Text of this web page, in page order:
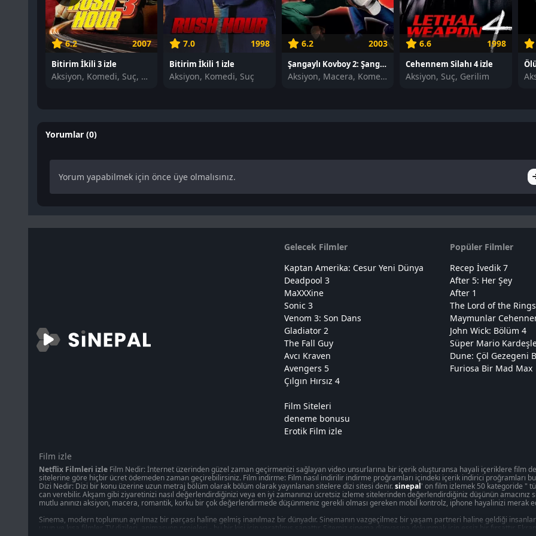
6.2 2007
Bitirim İkili 3 izle
Aksiyon, Komedi, Suç, Polisiye
7.0 1998
Bitirim İkili 1 izle
Aksiyon, Komedi, Suç
6.2 2003
Şangaylı Kovboy 2: Şangay Şövalyeleri izle
Aksiyon, Macera, Komedi
6.6 1998
Cehennem Silahı 4 izle
Aksiyon, Suç, Gerilim
Yorumlar (0)
Yorum yapabilmek için önce üye olmalısınız.
Gelecek Filmler
Kaptan Amerika: Cesur Yeni Dünya
Deadpool 3
MaXXXine
Sonic 3
Venom 3: Son Dans
Gladiator 2
The Fall Guy
Avcı Kraven
Avengers 5
Çılgın Hırsız 4
Popüler Filmler
Recep İvedik 7
After 5: Her Şey
After 1
The Lord of the Rings
Maymunlar
John Wick: Bölüm 4
Süper Mario
Dune: Çöl Gezegeni
Furiosa Bir Mad Max
Film Siteleri
deneme bonusu
Erotik Film izle
Film izle
Netflix Filmleri izleFilm Nedir: İnternet üzerinden güzel zaman geçirmenizi sağlayan video unsurlarına bir içerik oluşturansa hayali içeriklere film
sitelerine göre hiçbir ücret ödemeden zaman geçirebilirsiniz. Film indirme: Film nasıl indirilir indirme proğramları içindeki içerik indirici proğramları
Dizi Nedir: Dizi bir konu üzerine uzun metraj bölüm olarak bölüm olarak yayınlanan sitelere dizi sitesi denir.sinepal' on film izlemek 50 kategoride "
can verebilir. Akşam gibi ziyaretinizi nasıl değerlendirdiğinizi veya en iyi zamanınızı ücretsiz izleme sitelerinden değerlendirdiğiniz düşünün amacınız
mutlu anınızı aksiyon, macera, romantik, korku bir çok değerlendirmede düşünmeniz gerekli olması gereken mobil kontrolz, iphone hayalinizi merak
Sinema, modern toplumun ayrılmaz bir parçası haline gelmiş inanılmaz bir dünyadır. Sinemanın vazgeçilmez bir yaşam partneri haline geldiği
uzun ve kısa filmler, TV dizileri, animasyon projeleri - bu bir kişi için yaratılmış sanattır. Sitemiz sinema dünyasına dokunmak için eşsiz bir fırsattır.